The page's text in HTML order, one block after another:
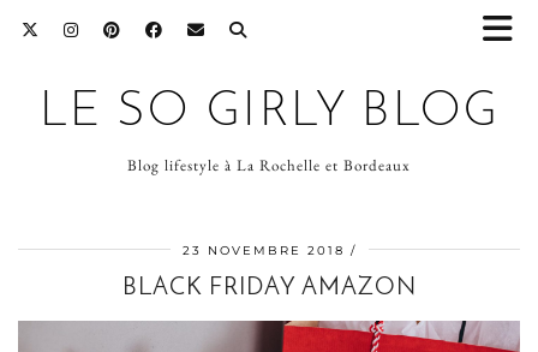
LE SO GIRLY BLOG
Blog lifestyle à La Rochelle et Bordeaux
23 NOVEMBRE 2018
BLACK FRIDAY AMAZON